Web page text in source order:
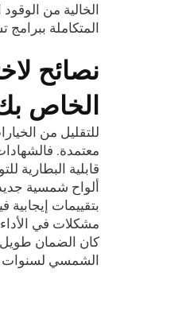
الخالية من
المتكاملة
نصائح
الخاص
للتقليل من
معتمدة.
قابلية البطارية
ألواح شمسية
بتقييمات
مشكلات في
كان الضمان طويل
الشمسي لسنوات